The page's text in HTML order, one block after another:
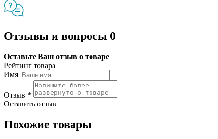
Отзывы и вопросы 0
Оставьте Ваш отзыв о товаре
Рейтинг товара
Имя
Отзыв *
Оставить отзыв
Похожие товары